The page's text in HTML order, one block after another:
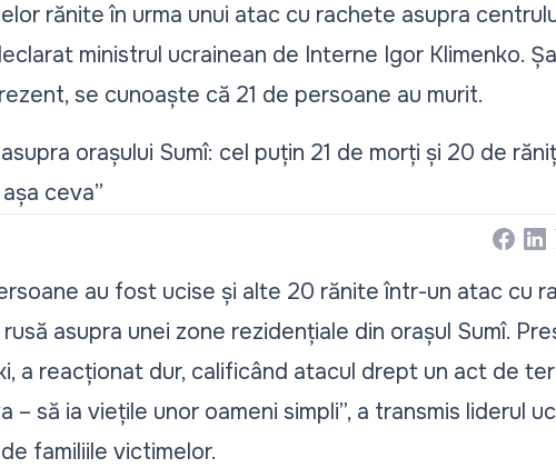
rănite în urma unui atac cu rachete asupra
ministrul ucrainean de Interne Igor Klimenko.
se cunoaște că 21 de persoane au murit.
orașului Sumî: cel puțin 21 de morți și 20 de
ceva”
au fost ucise și alte 20 rănite într-un atac cu
asupra unei zone rezidențiale din orașul Sumî.
a reacționat dur, calificând atacul drept un act de
– să ia viețile unor oameni simpli”, a transmis liderul
familiile victimelor.